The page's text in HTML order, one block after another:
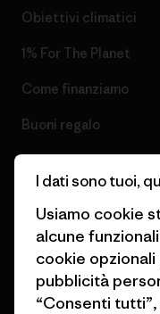
Obiettivi climatici
1% For The Planet
Come finanziamo
Buoni regalo
© 2026 Patagonia, Inc. All
I dati sono tuoi,
Usiamo cookie
alcune
cookie opzionali
pubblicità
“Consenti